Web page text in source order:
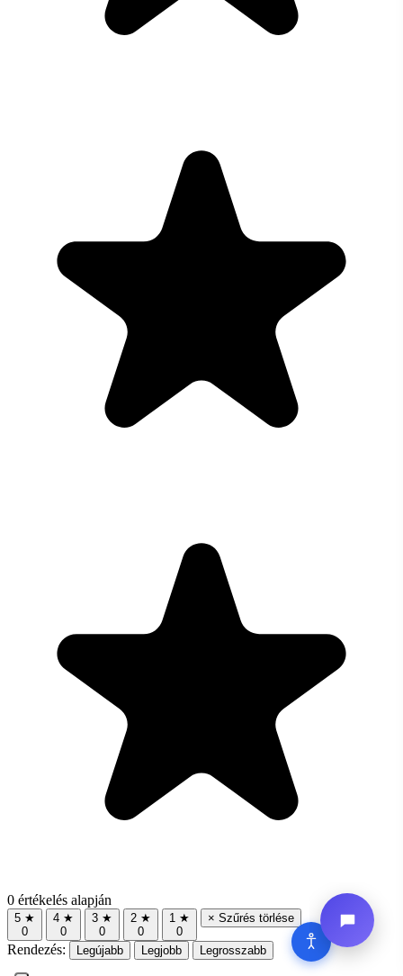
0 értékelés alapján
5 ★
0
4 ★
0
3 ★
0
2 ★
0
1 ★
0
× Szűrés törlése
Rendezés: Legújabb Legjobb Legrosszabb